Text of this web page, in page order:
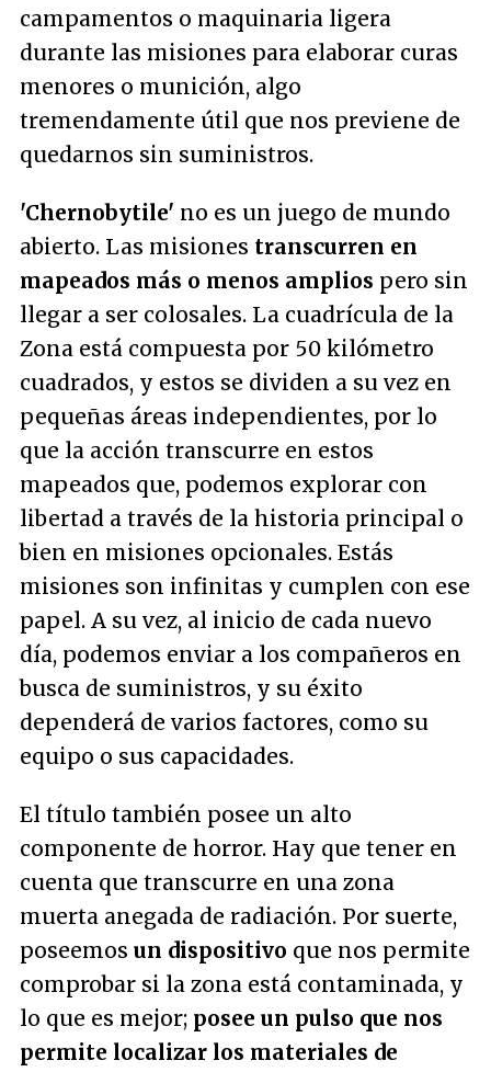
campamentos o maquinaria ligera
durante las misiones para elaborar curas
menores o munición, algo
tremendamente útil que nos previene de
quedarnos sin suministros.
'Chernobytile' no es un juego de mundo
abierto. Las misiones transcurren en
mapeados más o menos amplios pero sin
llegar a ser colosales. La cuadrícula de la
Zona está compuesta por 50 kilómetro
cuadrados, y estos se dividen a su vez en
pequeñas áreas independientes, por lo
que la acción transcurre en estos
mapeados que, podemos explorar con
libertad a través de la historia principal o
bien en misiones opcionales. Estás
misiones son infinitas y cumplen con ese
papel. A su vez, al inicio de cada nuevo
día, podemos enviar a los compañeros en
busca de suministros, y su éxito
dependerá de varios factores, como su
equipo o sus capacidades.
El título también posee un alto
componente de horror. Hay que tener en
cuenta que transcurre en una zona
muerta anegada de radiación. Por suerte,
poseemos un dispositivo que nos permite
comprobar si la zona está contaminada, y
lo que es mejor; posee un pulso que nos
permite localizar los materiales de